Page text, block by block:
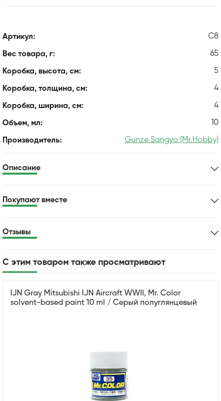
Артикул: C8
Вес товара, г: 65
Коробка, высота, см: 5
Коробка, толщина, см: 4
Коробка, ширина, см: 4
Объем, мл: 10
Производитель: Gunze Sangyo (Mr.Hobby)
Описание
Покупают вместе
Отзывы
С этим товаром также просматривают
IJN Gray Mitsubishi IJN Aircraft WWII, Mr. Color
solvent-based paint 10 ml / Серый полуглянцевый